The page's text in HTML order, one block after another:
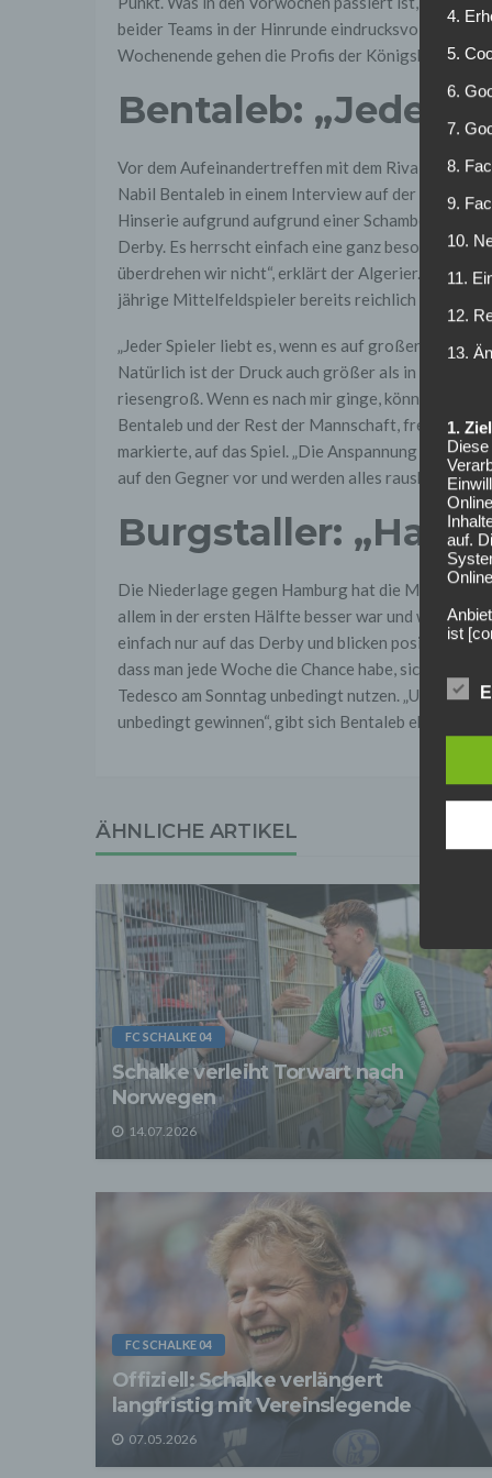
beider Teams in der Hinrunde eindrucksvoll unter
Wochenende gehen die Profis der Königsblauen
Bentaleb: „Jeder
Vor dem Aufeinandertreffen mit dem Rivalen aus
Nabil Bentaleb in einem Interview auf der
Hinserie aufgrund aufgrund einer
Derby. Es herrscht einfach eine ganz besondere
überdrehen wir nicht“, erklärt der Algerier.
jährige Mittelfeldspieler bereits reichlich Derby-
„Jeder Spieler liebt es, wenn es auf großer Bühne
Natürlich ist der Druck auch größer als in einem
riesengroß. Wenn es nach mir ginge, könnte die
Bentaleb und der Rest der Mannschaft, freut sich
markierte, auf das Spiel. „Die Anspannung ist
auf den Gegner vor und werden alles raushauen.
Burgstaller:
Die Niederlage gegen Hamburg hat die
allem in der ersten Hälfte besser war und wir
einfach nur auf das Derby und blicken positiv auf
dass man jede Woche die Chance habe, sich neu zu
Tedesco am Sonntag unbedingt nutzen. „Unser
unbedingt gewinnen“, gibt sich Bentaleb ehrgeizig.
ÄHNLICHE ARTIKEL
FC SCHALKE 04
Schalke verleiht Torwart nach
Norwegen
14.07.2026
FC SCHALKE 04
Offiziell: Schalke verlängert
langfristig mit Vereinslegende
07.05.2026
4.
5.
6.
7.
8.
9.
10.
11.
12.
13.
1.
auf.
ist
2.
Wir
Wir
der
3.
Die
-
-
Wir